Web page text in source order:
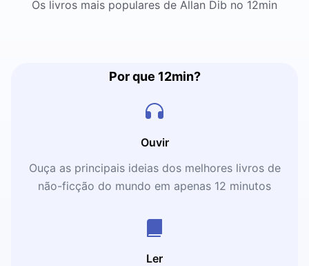
Os livros mais populares de Allan Dib no 12min
Por que 12min?
Ouvir
Ouça as principais ideias dos melhores livros de
não-ficção do mundo em apenas 12 minutos
Ler